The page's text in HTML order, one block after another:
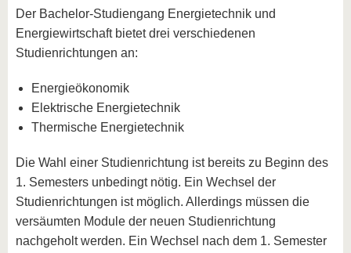
Der Bachelor-Studiengang Energietechnik und
Energiewirtschaft bietet drei verschiedenen
Studienrichtungen an:
Energieökonomik
Elektrische Energietechnik
Thermische Energietechnik
Die Wahl einer Studienrichtung ist bereits zu Beginn des
1. Semesters unbedingt nötig. Ein Wechsel der
Studienrichtungen ist möglich. Allerdings müssen die
versäumten Module der neuen Studienrichtung
nachgeholt werden. Ein Wechsel nach dem 1. Semester